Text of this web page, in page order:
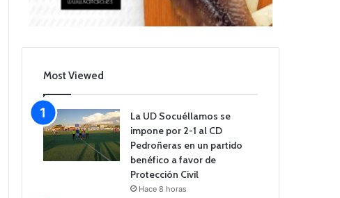
Most Viewed
La UD Socuéllamos se
impone por 2-1 al CD
Pedroñeras en un partido
benéfico a favor de
Protección Civil
Hace 8 horas